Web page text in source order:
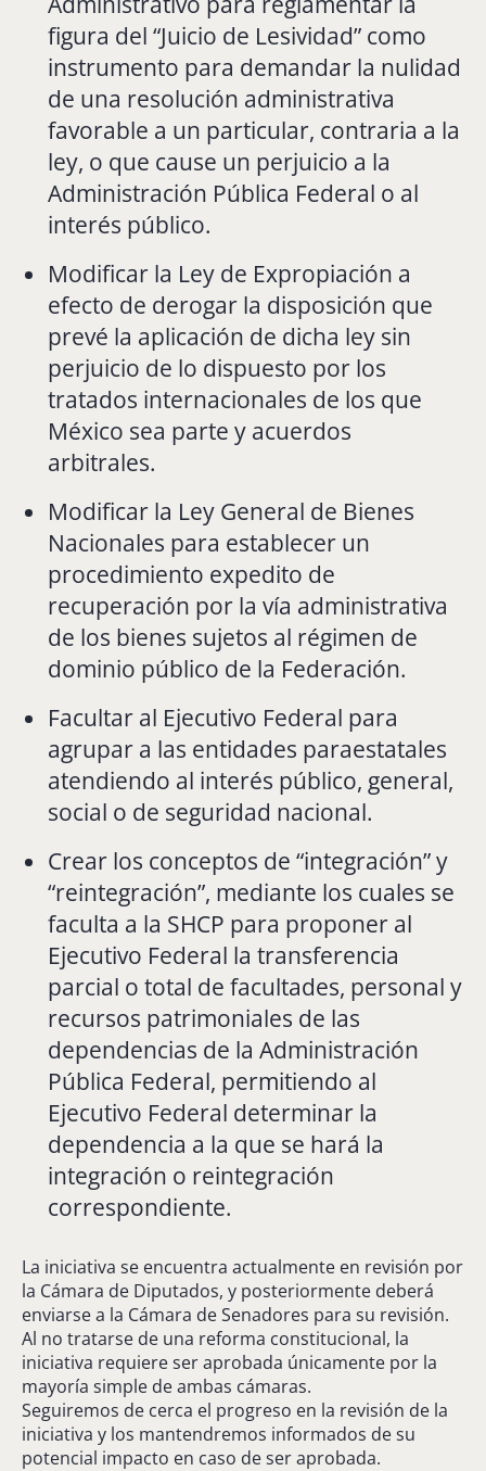
figura del “Juicio de Lesividad” como
instrumento para demandar la nulidad
de una resolución administrativa
favorable a un particular, contraria a la
ley, o que cause un perjuicio a la
Administración Pública Federal o al
interés público.
Modificar la Ley de Expropiación a
efecto de derogar la disposición que
prevé la aplicación de dicha ley sin
perjuicio de lo dispuesto por los
tratados internacionales de los que
México sea parte y acuerdos
arbitrales.
Modificar la Ley General de Bienes
Nacionales para establecer un
procedimiento expedito de
recuperación por la vía administrativa
de los bienes sujetos al régimen de
dominio público de la Federación.
Facultar al Ejecutivo Federal para
agrupar a las entidades paraestatales
atendiendo al interés público, general,
social o de seguridad nacional.
Crear los conceptos de “integración” y
“reintegración”, mediante los cuales se
faculta a la SHCP para proponer al
Ejecutivo Federal la transferencia
parcial o total de facultades, personal y
recursos patrimoniales de las
dependencias de la Administración
Pública Federal, permitiendo al
Ejecutivo Federal determinar la
dependencia a la que se hará la
integración o reintegración
correspondiente.
La iniciativa se encuentra actualmente en revisión por
la Cámara de Diputados, y posteriormente deberá
enviarse a la Cámara de Senadores para su revisión.
Al no tratarse de una reforma constitucional, la
iniciativa requiere ser aprobada únicamente por la
mayoría simple de ambas cámaras.
Seguiremos de cerca el progreso en la revisión de la
iniciativa y los mantendremos informados de su
potencial impacto en caso de ser aprobada.